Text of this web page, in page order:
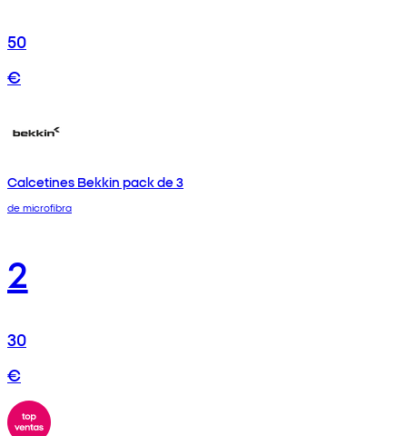
50
€
Calcetines Bekkin pack de 3
de microfibra
2
30
€